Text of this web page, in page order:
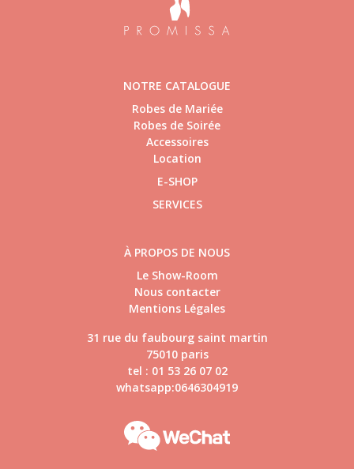
NOTRE CATALOGUE
Robes de Mariée
Robes de Soirée
Accessoires
Location
E-SHOP
SERVICES
À PROPOS DE NOUS
Le Show-Room
Nous contacter
Mentions Légales
31 rue du faubourg saint martin
75010 paris
tel : 01 53 26 07 02
whatsapp:0646304919